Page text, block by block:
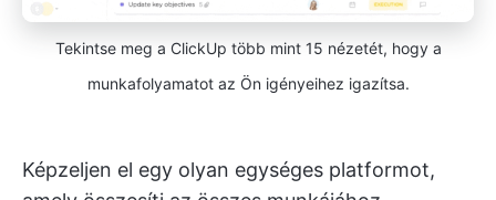
Tekintse meg a ClickUp több mint 15 nézetét, hogy a
munkafolyamatot az Ön igényeihez igazítsa.
Képzeljen el egy olyan egységes platformot,